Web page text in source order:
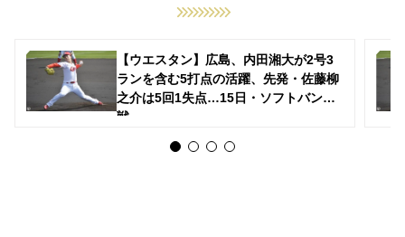
【ウエスタン】広島、内田湘大が2号3
ランを含む5打点の活躍、先発・佐藤柳
之介は5回1失点…15日・ソフトバンク
戦